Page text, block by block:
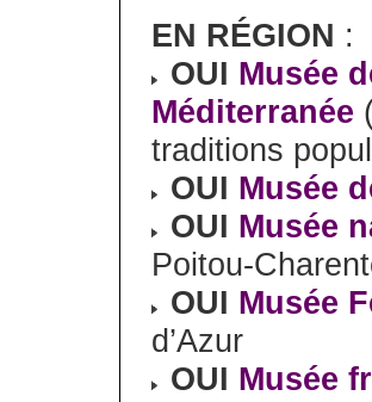
EN RÉGION :
OUI Musée
Méditerranée
traditions
OUI Musée
OUI Musée
Poitou-
OUI Musée
d’Azur
OUI Musée